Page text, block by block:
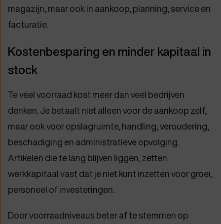
magazijn, maar ook in aankoop, planning, service en
facturatie.
Kostenbesparing en minder kapitaal in
stock
Te veel voorraad kost meer dan veel bedrijven
denken. Je betaalt niet alleen voor de aankoop zelf,
maar ook voor opslagruimte, handling, veroudering,
beschadiging en administratieve opvolging.
Artikelen die te lang blijven liggen, zetten
werkkapitaal vast dat je niet kunt inzetten voor groei,
personeel of investeringen.
Door voorraadniveaus beter af te stemmen op